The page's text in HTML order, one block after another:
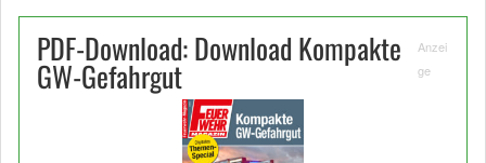
PDF-Download: Download Kompakte
GW-Gefahrgut
Anzei
ge